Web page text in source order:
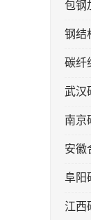
包钢
钢结
碳纤
武汉
南京
安徽
阜阳
江西